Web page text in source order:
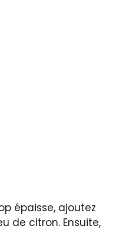
épaisse, ajoutez
de citron. Ensuite,